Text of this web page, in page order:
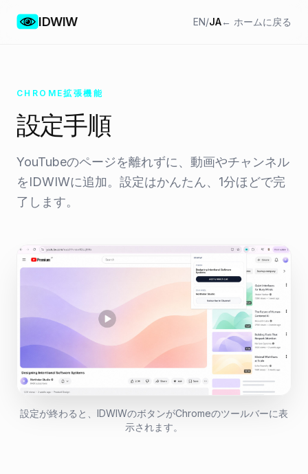
IDWIW EN/JA← ホームに戻る
CHROME拡張機能
設定手順
YouTubeのページを離れずに、動画やチャンネル
をIDWIWに追加。設定はかんたん、1分ほどで完
了します。
設定が終わると、IDWIWのボタンがChromeのツールバーに表
示されます。